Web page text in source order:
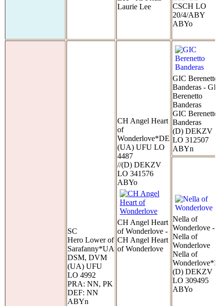
Laurie Lee
CSCH LO
20/4/ABY
ABYo
SC
Hero Lower of
Sarafanny*UA
DSM, DVM
(UA) UFU
LO 4992
PRA: NN, PK
DEF: NN
ABYn
CH Angel Heart
of
Wonderlove*DE
(UA) UFU LO
4487
//(D) DEKZV
LO 341576
ABYo
CH Angel Heart
of Wonderlove -
CH Angel Heart
of Wonderlove
GIC Berenetto
Banderas -
Berenetto
Banderas
GIC Berenetto
Banderas
(D) DEKZV
LO 312507
ABYn
Nella of
Wonderlove -
Nella of
Wonderlove
Nella of
(D) DEKZV
LO 309495
ABYo